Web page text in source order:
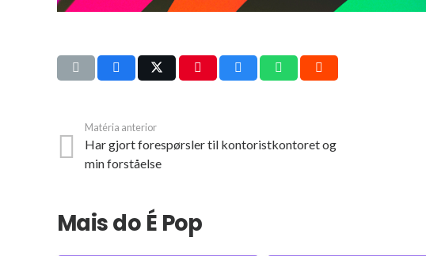
Matéria anterior
Har gjort forespørsler til kontoristkontoret og
min forståelse
Mais do É Pop